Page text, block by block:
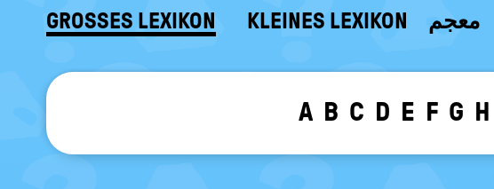
GROSSES LEXIKON KLEINES LEXIKON معجم
A B C D E F G H